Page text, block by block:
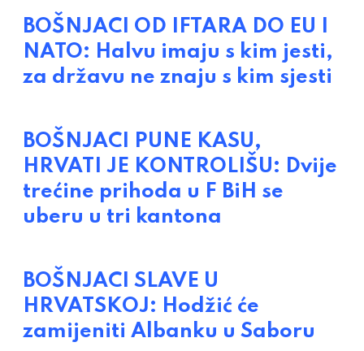
BOŠNJACI OD IFTARA DO EU I
NATO: Halvu imaju s kim jesti,
za državu ne znaju s kim sjesti
BOŠNJACI PUNE KASU,
HRVATI JE KONTROLIŠU: Dvije
trećine prihoda u F BiH se
uberu u tri kantona
BOŠNJACI SLAVE U
HRVATSKOJ: Hodžić će
zamijeniti Albanku u Saboru